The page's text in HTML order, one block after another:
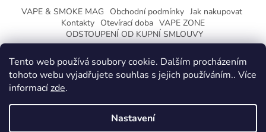
Tento web používá soubory cookie. Dalším procházením
tohoto webu vyjadřujete souhlas s jejich používáním.. Více
informacízde.
Nastavení
VAPE & SMOKE MAG Obchodní podmínky Jak nakupovat
Kontakty Otevírací doba VAPE ZONE
ODSTOUPENÍ OD KUPNÍ SMLOUVY